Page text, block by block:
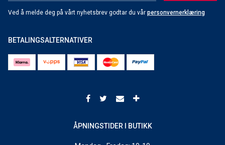
Ved å melde deg på vårt nyhetsbrev godtar du vår personvernerklæring
BETALINGSALTERNATIVER
ÅPNINGSTIDER I BUTIKK